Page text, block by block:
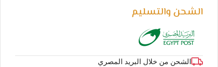
الشحن والتسليم
الشحن من خلال البريد المصري